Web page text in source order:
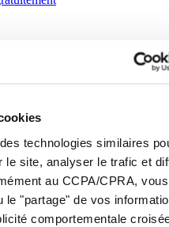
technologies similaires
le site, analyser le trafic et
au CCPA/CPRA,
le "partage" de vos
comportementale
exclusives